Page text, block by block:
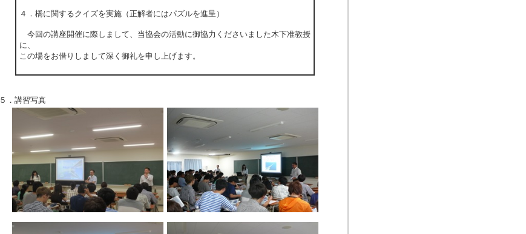
４．橋に関するクイズを実施（正解者にはパズルを進呈）
今回の講座開催に際しまして、当協会の活動に御協力くださいました木下准教授
に、
この場をお借りしまして深く御礼を申し上げます。
５．講習写真